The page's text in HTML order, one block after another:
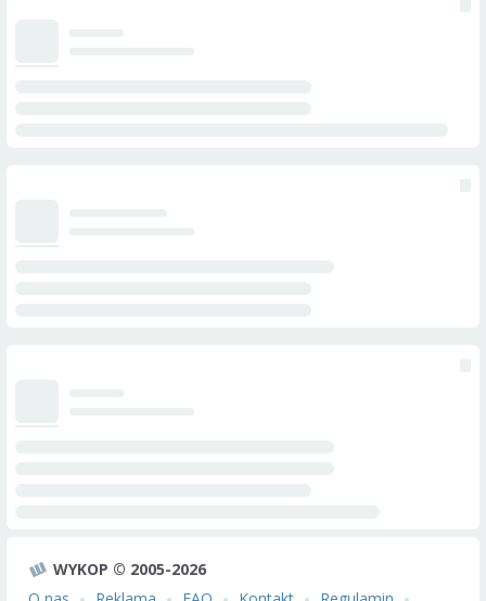
WYKOP © 2005-2026